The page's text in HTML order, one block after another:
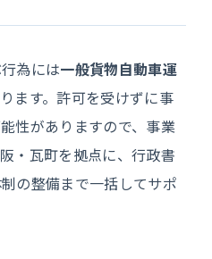
為には一般貨物自動車運
ます。許可を受けずに事
性がありますので、事業
・瓦町を拠点に、行政書
の整備まで一括してサポ